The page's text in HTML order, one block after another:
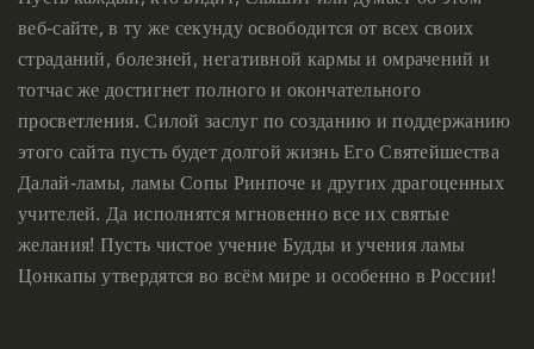
веб-сайте, в ту же секунду освободится от всех своих
страданий, болезней, негативной кармы и омрачений и
тотчас же достигнет полного и окончательного
просветления. Силой заслуг по созданию и поддержанию
этого сайта пусть будет долгой жизнь Его Святейшества
Далай-ламы, ламы Сопы Ринпоче и других драгоценных
учителей. Да исполнятся мгновенно все их святые
желания! Пусть чистое учение Будды и учения ламы
Цонкапы утвердятся во всём мире и особенно в России!